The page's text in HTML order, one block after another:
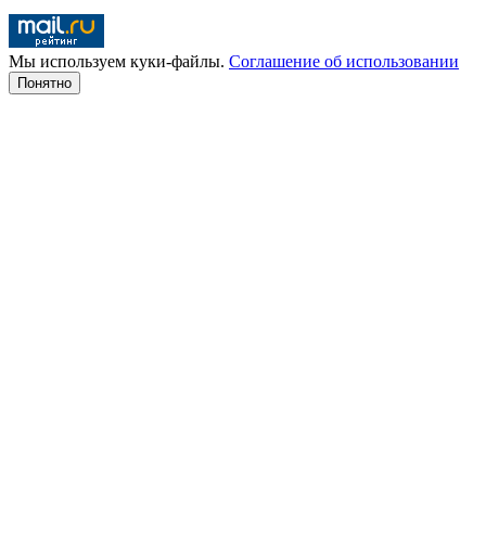
Мы используем куки-файлы. Соглашение об использовании
Понятно